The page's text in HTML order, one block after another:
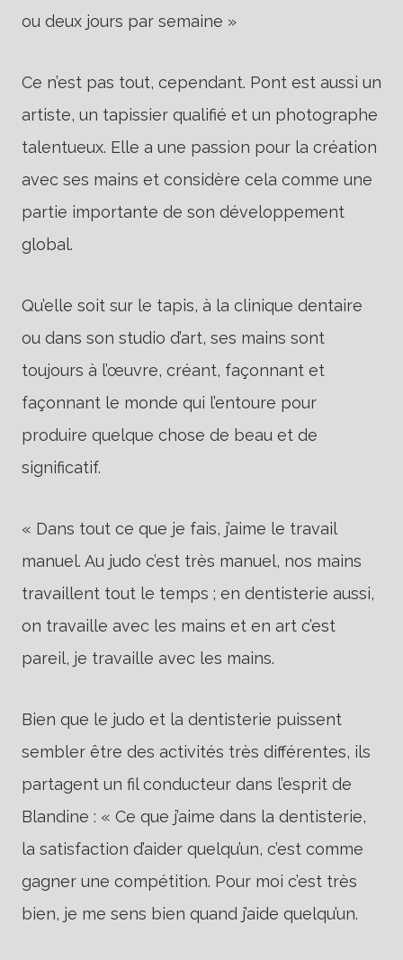
ou deux jours par semaine »
Ce n’est pas tout, cependant. Pont est aussi un
artiste, un tapissier qualifié et un photographe
talentueux. Elle a une passion pour la création
avec ses mains et considère cela comme une
partie importante de son développement
global.
Qu’elle soit sur le tapis, à la clinique dentaire
ou dans son studio d’art, ses mains sont
toujours à l’œuvre, créant, façonnant et
façonnant le monde qui l’entoure pour
produire quelque chose de beau et de
significatif.
« Dans tout ce que je fais, j’aime le travail
manuel. Au judo c’est très manuel, nos mains
travaillent tout le temps ; en dentisterie aussi,
on travaille avec les mains et en art c’est
pareil, je travaille avec les mains.
Bien que le judo et la dentisterie puissent
sembler être des activités très différentes, ils
partagent un fil conducteur dans l’esprit de
Blandine : « Ce que j’aime dans la dentisterie,
la satisfaction d’aider quelqu’un, c’est comme
gagner une compétition. Pour moi c’est très
bien, je me sens bien quand j’aide quelqu’un.